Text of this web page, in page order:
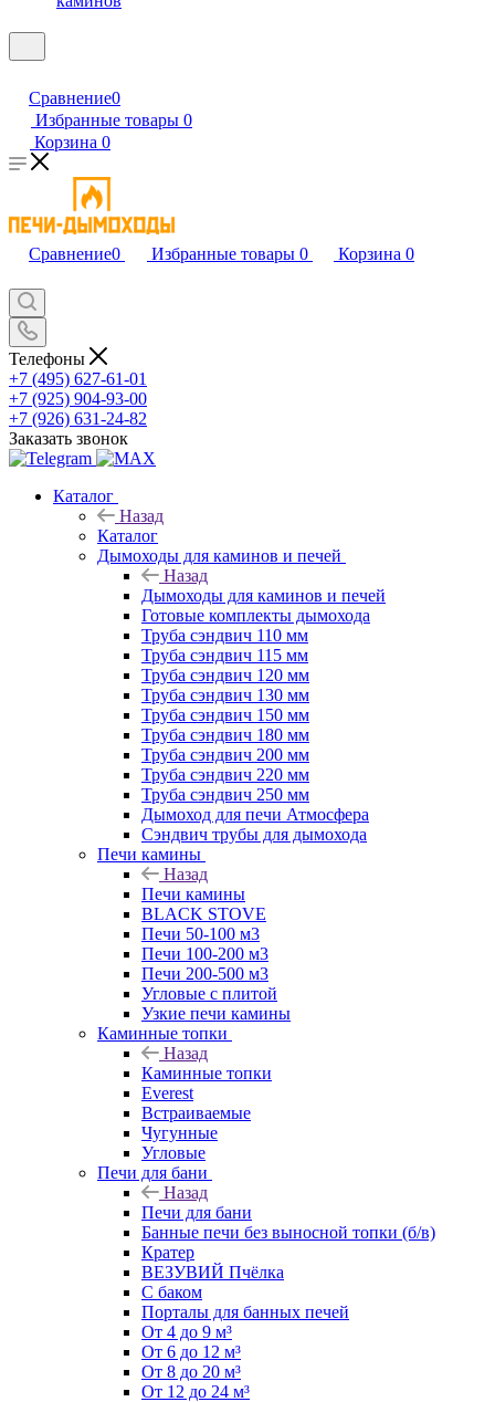
Сравнение0
Избранные товары 0
Корзина 0
Сравнение0 Избранные товары 0 Корзина 0
Телефоны
+7 (495) 627-61-01
+7 (925) 904-93-00
+7 (926) 631-24-82
Заказать звонок
Каталог
Назад
Каталог
Дымоходы для каминов и печей
Назад
Дымоходы для каминов и печей
Готовые комплекты дымохода
Труба сэндвич 110 мм
Труба сэндвич 115 мм
Труба сэндвич 120 мм
Труба сэндвич 130 мм
Труба сэндвич 150 мм
Труба сэндвич 180 мм
Труба сэндвич 200 мм
Труба сэндвич 220 мм
Труба сэндвич 250 мм
Дымоход для печи Атмосфера
Сэндвич трубы для дымохода
Печи камины
Назад
Печи камины
BLACK STOVE
Печи 50-100 м3
Печи 100-200 м3
Печи 200-500 м3
Угловые с плитой
Узкие печи камины
Каминные топки
Назад
Каминные топки
Everest
Встраиваемые
Чугунные
Угловые
Печи для бани
Назад
Печи для бани
Банные печи без выносной топки (б/в)
Кратер
ВЕЗУВИЙ Пчёлка
С баком
Порталы для банных печей
От 4 до 9 м³
От 6 до 12 м³
От 8 до 20 м³
От 12 до 24 м³